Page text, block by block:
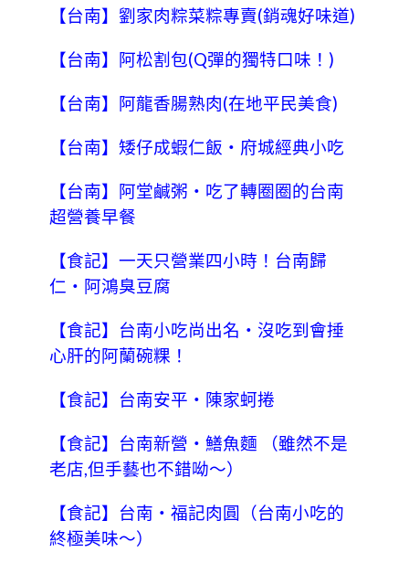
【台南】劉家肉粽菜粽專賣(銷魂好味道)
【台南】阿松割包(Q彈的獨特口味！)
【台南】阿龍香腸熟肉(在地平民美食)
【台南】矮仔成蝦仁飯‧府城經典小吃
【台南】阿堂鹹粥‧吃了轉圈圈的台南
超營養早餐
【食記】一天只營業四小時！台南歸
仁‧阿鴻臭豆腐
【食記】台南小吃尚出名‧沒吃到會捶
心肝的阿蘭碗粿！
【食記】台南安平‧陳家蚵捲
【食記】台南新營‧鱔魚麵 （雖然不是
老店,但手藝也不錯呦～）
【食記】台南‧福記肉圓（台南小吃的
終極美味～）